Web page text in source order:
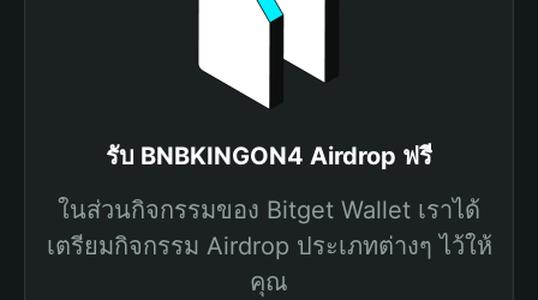
รับ BNBKINGON4 Airdrop ฟรี
ในส่วนกิจกรรมของ Bitget Wallet เราได้
เตรียมกิจกรรม Airdrop ประเภทต่างๆ ไว้ให้
คุณ